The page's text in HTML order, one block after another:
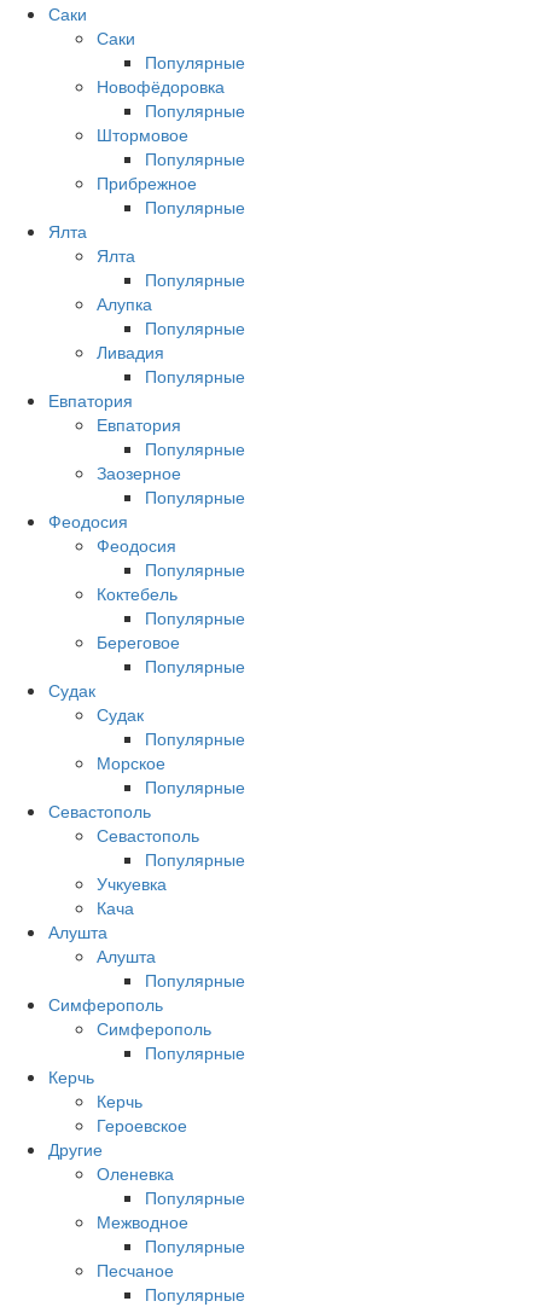
Саки
Саки
Популярные
Новофёдоровка
Популярные
Штормовое
Популярные
Прибрежное
Популярные
Ялта
Ялта
Популярные
Алупка
Популярные
Ливадия
Популярные
Евпатория
Евпатория
Популярные
Заозерное
Популярные
Феодосия
Феодосия
Популярные
Коктебель
Популярные
Береговое
Популярные
Судак
Судак
Популярные
Морское
Популярные
Севастополь
Севастополь
Популярные
Учкуевка
Кача
Алушта
Алушта
Популярные
Симферополь
Симферополь
Популярные
Керчь
Керчь
Героевское
Другие
Оленевка
Популярные
Межводное
Популярные
Песчаное
Популярные